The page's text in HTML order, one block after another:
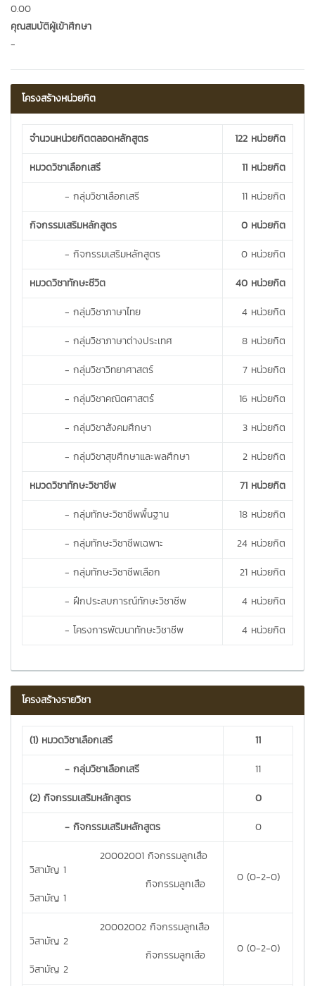
0.00
คุณสมบัติผู้เข้าศึกษา
-
โครงสร้างหน่วยกิต
จำนวนหน่วยกิตตลอดหลักสูตร
122 หน่วยกิต
หมวดวิชาเลือกเสรี
11 หน่วยกิต
- กลุ่มวิชาเลือกเสรี
11 หน่วยกิต
กิจกรรมเสริมหลักสูตร
0 หน่วยกิต
- กิจกรรมเสริมหลักสูตร
0 หน่วยกิต
หมวดวิชาทักษะชีวิต
40 หน่วยกิต
- กลุ่มวิชาภาษาไทย
4 หน่วยกิต
- กลุ่มวิชาภาษาต่างประเทศ
8 หน่วยกิต
- กลุ่มวิชาวิทยาศาสตร์
7 หน่วยกิต
- กลุ่มวิชาคณิตศาสตร์
16 หน่วยกิต
- กลุ่มวิชาสังคมศึกษา
3 หน่วยกิต
- กลุ่มวิชาสุขศึกษาและพลศึกษา
2 หน่วยกิต
หมวดวิชาทักษะวิชาชีพ
71 หน่วยกิต
- กลุ่มทักษะวิชาชีพพื้นฐาน
18 หน่วยกิต
- กลุ่มทักษะวิชาชีพเฉพาะ
24 หน่วยกิต
- กลุ่มทักษะวิชาชีพเลือก
21 หน่วยกิต
- ฝึกประสบการณ์ทักษะวิชาชีพ
4 หน่วยกิต
- โครงการพัฒนาทักษะวิชาชีพ
4 หน่วยกิต
โครงสร้างรายวิชา
(1) หมวดวิชาเลือกเสรี
11
- กลุ่มวิชาเลือกเสรี
11
(2) กิจกรรมเสริมหลักสูตร
0
- กิจกรรมเสริมหลักสูตร
0
20002001 กิจกรรมลูกเสือ
วิสามัญ 1
กิจกรรมลูกเสือ
วิสามัญ 1
0 (0-2-0)
20002002 กิจกรรมลูกเสือ
วิสามัญ 2
กิจกรรมลูกเสือ
วิสามัญ 2
0 (0-2-0)